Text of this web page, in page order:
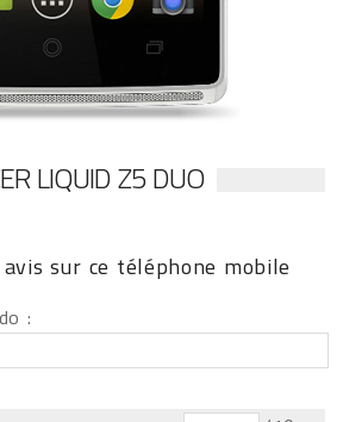
LIQUID Z5 DUO
sur ce téléphone mobile
: